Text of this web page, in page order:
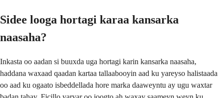
Sidee looga hortagi karaa kansarka
naasaha?
Inkasta oo aadan si buuxda uga hortagi karin kansarka naasaha,
haddana waxaad qaadan kartaa tallaabooyin aad ku yareyso halistaada
oo aad ku ogaato isbeddellada hore marka daaweyntu ay ugu waxtar